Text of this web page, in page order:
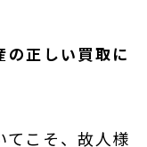
正しい買取に
てこそ、故人様